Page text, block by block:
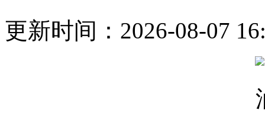
更新时间：2026-08-07